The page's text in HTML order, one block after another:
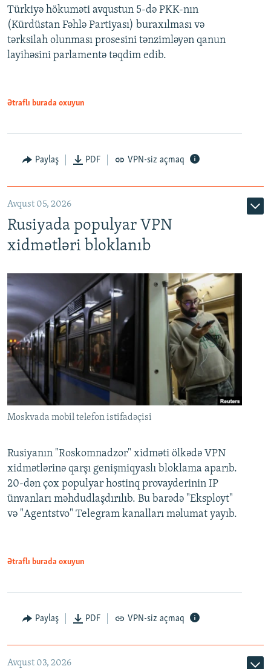
Auto 240p 360p 480p
720p 1080p
360p
480p
Türkiyə hökuməti avqustun 5-də PKK-nın
(Kürdüstan Fəhlə Partiyası) buraxılması və
tərksilah olunması prosesini tənzimləyən qanun
layihəsini parlamentə təqdim edib.
Ətraflı burada oxuyun
Paylaş PDF VPN-siz açmaq
Avqust 05, 2026
Rusiyada populyar VPN
xidmətləri bloklanıb
Moskvada mobil telefon istifadəçisi
Rusiyanın "Roskomnadzor" xidməti ölkədə VPN
xidmətlərinə qarşı genişmiqyaslı bloklama aparıb.
20-dən çox populyar hostinq provayderinin IP
ünvanları məhdudlaşdırılıb. Bu barədə "Eksployt"
və "Agentstvo" Telegram kanalları məlumat yayıb.
Ətraflı burada oxuyun
Paylaş PDF VPN-siz açmaq
Avqust 03, 2026